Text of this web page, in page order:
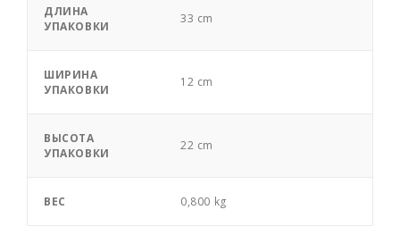
ДЛИНА
УПАКОВКИ
33 cm
ШИРИНА
УПАКОВКИ
12 cm
ВЫСОТА
УПАКОВКИ
22 cm
ВЕС 0,800 kg